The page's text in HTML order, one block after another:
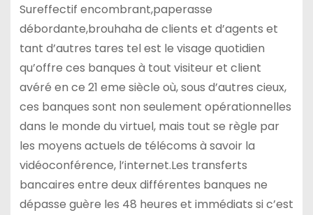
Sureffectif encombrant,paperasse
débordante,brouhaha de clients et d’agents et
tant d’autres tares tel est le visage quotidien
qu’offre ces banques à tout visiteur et client
avéré en ce 21 eme siècle où, sous d’autres cieux,
ces banques sont non seulement opérationnelles
dans le monde du virtuel, mais tout se règle par
les moyens actuels de télécoms à savoir la
vidéoconférence, l’internet.Les transferts
bancaires entre deux différentes banques ne
dépasse guère les 48 heures et immédiats si c’est